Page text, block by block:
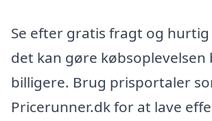
Se efter gratis fragt og
det kan gøre købsoplevelsen
billigere. Brug prisportaler
Pricerunner.dk for at lave